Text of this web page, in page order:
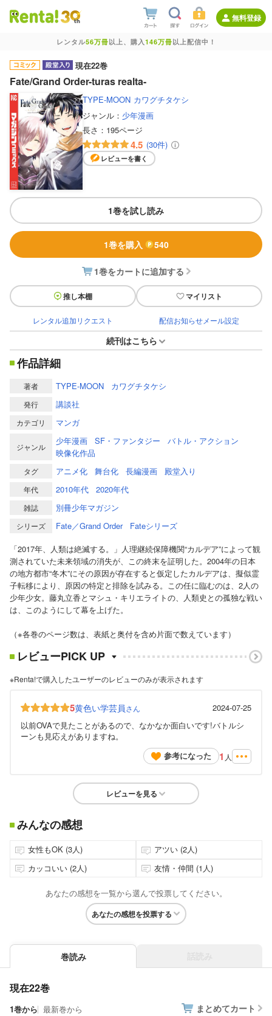
無料登録
レンタル56万冊以上、購入146万冊以上配信中！
現在22巻
Fate/Grand Order-turas realta-
TYPE-MOON カワグチタケシ
ジャンル： 少年漫画
長さ： 195ページ
4.5 (30件)
レビューを書く
1巻を試し読み
1巻を購入 540
1巻をカートに追加する
推し本棚 マイリスト
レンタル追加リクエスト 配信お知らせメール設定
続刊はこちら
作品詳細
著者 TYPE-MOON カワグチタケシ
発行 講談社
カテゴリ マンガ
ジャンル
少年漫画 SF・ファンタジー
バトル・アクション
映像化作品
タグ アニメ化 舞台化 長編漫画 殿堂入り
年代 2010年代 2020年代
雑誌 別冊少年マガジン
シリーズ Fate／Grand Order
Fateシリーズ
「2017年、人類は絶滅する。」人理継続保障機関“カルデア”によって観
測されていた未来領域の消失が、この終末を証明した。2004年の日本
の地方都市“冬木”にその原因が存在すると仮定したカルデアは、擬似霊
子転移により、原因の特定と排除を試みる。この任に臨むのは、2人の
少年少女。藤丸立香とマシュ・キリエライトの、人類史との孤独な戦い
は、このようにして幕を上げた。
（※各巻のページ数は、表紙と奥付を含め片面で数えています）
レビューPICK UP
※Renta!で購入したユーザーのレビューのみが表示されます
5黄色い学芸員さん
2024-07-25
以前OVAで見たことがあるので、なかなか面白いです!バトルシ
ーンも見応えがありますね。
参考になった
1 人
レビューを見る
みんなの感想
女性もOK (3人)
アツい (2人)
カッコいい (2人)
友情・仲間 (1人)
あなたの感想を一覧から選んで投票してください。
あなたの感想を投票する
巻読み
現在22巻
1巻から 最新巻から まとめてカート